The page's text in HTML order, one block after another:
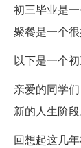
初三毕业是
聚餐是一个很
以下是一个
亲爱的同学
新的人生阶段
回想起这几